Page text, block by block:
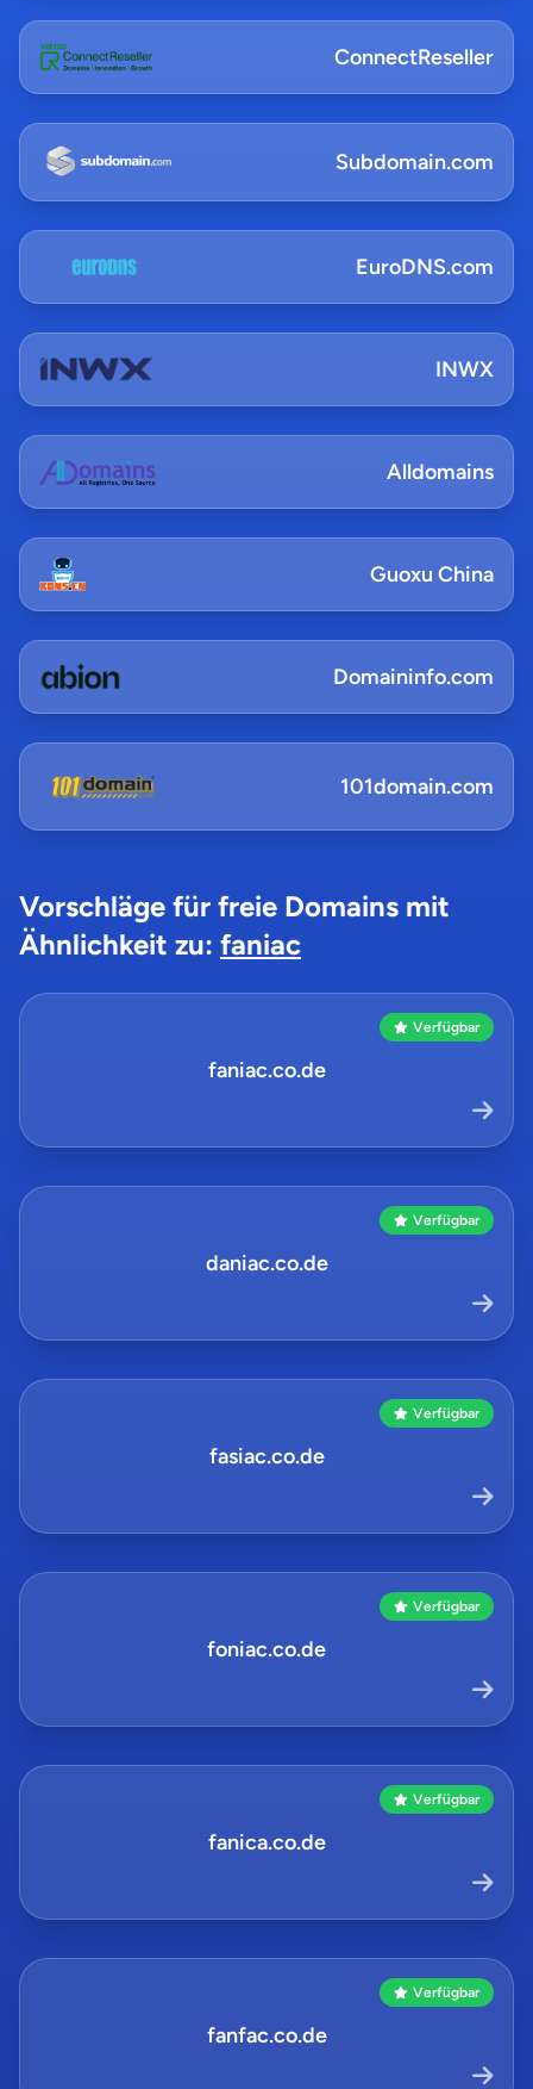
ConnectReseller
Subdomain.com
EuroDNS.com
INWX
Alldomains
Guoxu China
Domaininfo.com
101domain.com
Vorschläge für freie Domains mit
Ähnlichkeit zu: faniac
Verfügbar
faniac.co.de
Verfügbar
daniac.co.de
Verfügbar
fasiac.co.de
Verfügbar
foniac.co.de
Verfügbar
fanica.co.de
Verfügbar
fanfac.co.de